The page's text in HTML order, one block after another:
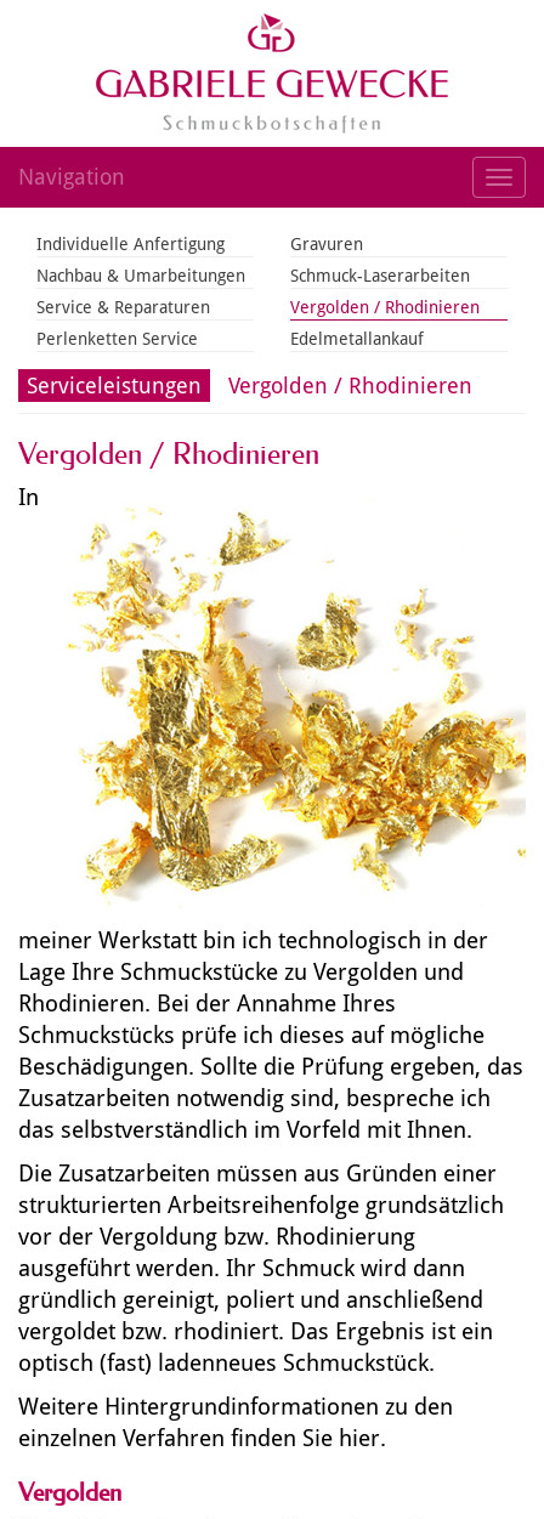
Navigation
Individuelle Anfertigung
Nachbau & Umarbeitungen
Service & Reparaturen
Perlenketten Service
Gravuren
Schmuck-Laserarbeiten
Vergolden / Rhodinieren
Edelmetallankauf
Serviceleistungen Vergolden / Rhodinieren
Vergolden / Rhodinieren
In
meiner Werkstatt bin ich technologisch in der
Lage Ihre Schmuckstücke zu Vergolden und
Rhodinieren. Bei der Annahme Ihres
Schmuckstücks prüfe ich dieses auf mögliche
Beschädigungen. Sollte die Prüfung ergeben, das
Zusatzarbeiten notwendig sind, bespreche ich
das selbstverständlich im Vorfeld mit Ihnen.
Die Zusatzarbeiten müssen aus Gründen einer
strukturierten Arbeitsreihenfolge grundsätzlich
vor der Vergoldung bzw. Rhodinierung
ausgeführt werden. Ihr Schmuck wird dann
gründlich gereinigt, poliert und anschließend
vergoldet bzw. rhodiniert. Das Ergebnis ist ein
optisch (fast) ladenneues Schmuckstück.
Weitere Hintergrundinformationen zu den
einzelnen Verfahren finden Sie hier.
Vergolden